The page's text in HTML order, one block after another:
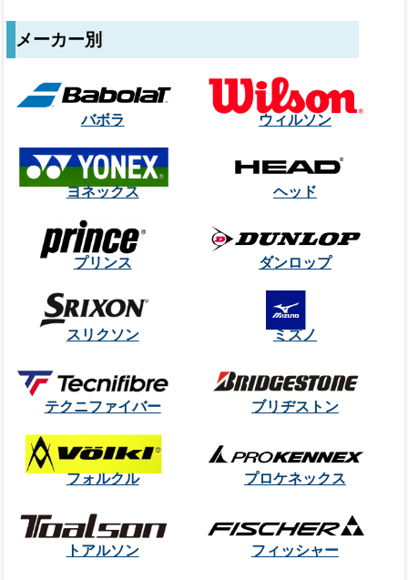
メーカー別
バボラ ウィルソン
ヨネックス ヘッド
プリンス ダンロップ
スリクソン ミズノ
テクニファイバー ブリヂストン
フォルクル プロケネックス
トアルソン フィッシャー